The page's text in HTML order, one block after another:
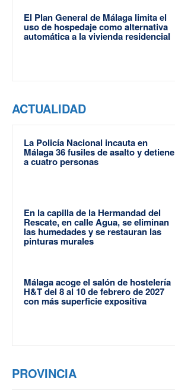
El Plan General de Málaga limita el
uso de hospedaje como alternativa
automática a la vivienda residencial
ACTUALIDAD
La Policía Nacional incauta en
Málaga 36 fusiles de asalto y detiene
a cuatro personas
En la capilla de la Hermandad del
Rescate, en calle Agua, se eliminan
las humedades y se restauran las
pinturas murales
Málaga acoge el salón de hostelería
H&T del 8 al 10 de febrero de 2027
con más superficie expositiva
PROVINCIA